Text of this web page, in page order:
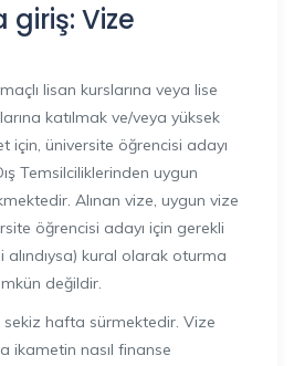
giriş: Vize
lisan kurslarına veya lise
katılmak ve/veya yüksek
için, üniversite öğrencisi adayı
Temsilciliklerinden uygun
Alınan vize, uygun vize
öğrencisi adayı için gerekli
kural olarak oturma
değildir.
sekiz hafta sürmektedir. Vize
ikametin nasıl finanse